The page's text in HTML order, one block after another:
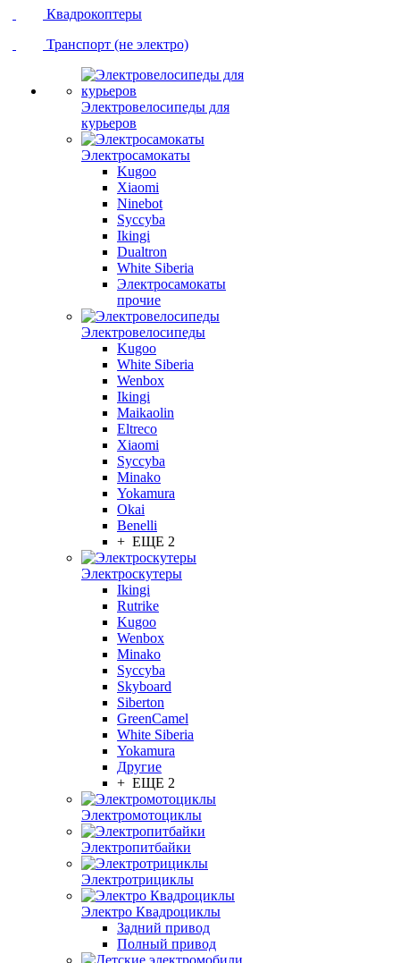
Квадрокоптеры
Транспорт (не электро)
Электровелосипеды для
курьеров
Электросамокаты
Kugoo
Xiaomi
Ninebot
Syccyba
Ikingi
Dualtron
White Siberia
Электросамокаты
прочие
Электровелосипеды
Kugoo
White Siberia
Wenbox
Ikingi
Maikaolin
Eltreco
Xiaomi
Syccyba
Minako
Yokamura
Okai
Benelli
+ ЕЩЕ 2
Электроскутеры
Ikingi
Rutrike
Kugoo
Wenbox
Minako
Syccyba
Skyboard
Siberton
GreenCamel
White Siberia
Yokamura
Другие
+ ЕЩЕ 2
Электромотоциклы
Электропитбайки
Электротрициклы
Электро Квадроциклы
Задний привод
Полный привод